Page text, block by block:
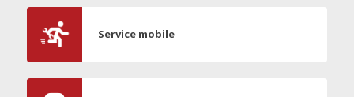
Service mobile